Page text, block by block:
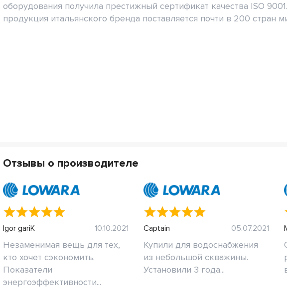
оборудования получила престижный сертификат качества ISO
продукция итальянского бренда поставляется почти в 200 стран
Отзывы о производителе
Igor gariK 10.10.2021
Незаменимая вещь для тех,
кто хочет сэкономить.
Показатели
энергоэффективности...
Captain 05.07.2021
Купили для водоснабжения
из небольшой скважины.
Установили 3 года...